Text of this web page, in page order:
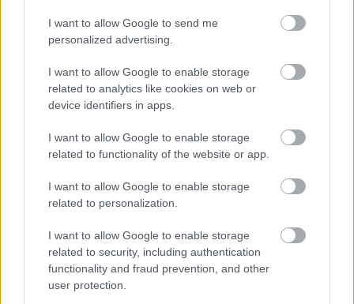
I want to allow Google to send me
personalized advertising.
I want to allow Google to enable storage
related to analytics like cookies on web or
device identifiers in apps.
I want to allow Google to enable storage
related to functionality of the website or app.
I want to allow Google to enable storage
related to personalization.
I want to allow Google to enable storage
related to security, including authentication
functionality and fraud prevention, and other
user protection.
Tutustu ohjelmistoihin
Tutustu Procountoriin
Tutustu Procountor Soloon
Kirjaudu ohjelmistoihin
Procountor